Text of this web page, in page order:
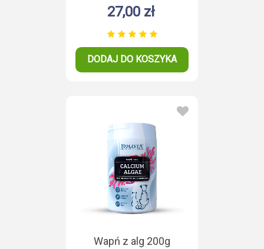
27,00 zł
DODAJ DO KOSZYKA
Wapń z alg 200g